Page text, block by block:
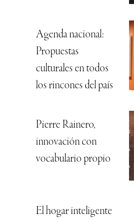
Agenda nacional:
Propuestas
culturales en todos
los rincones del país
Pierre Rainero,
innovación con
vocabulario propio
El hogar inteligente